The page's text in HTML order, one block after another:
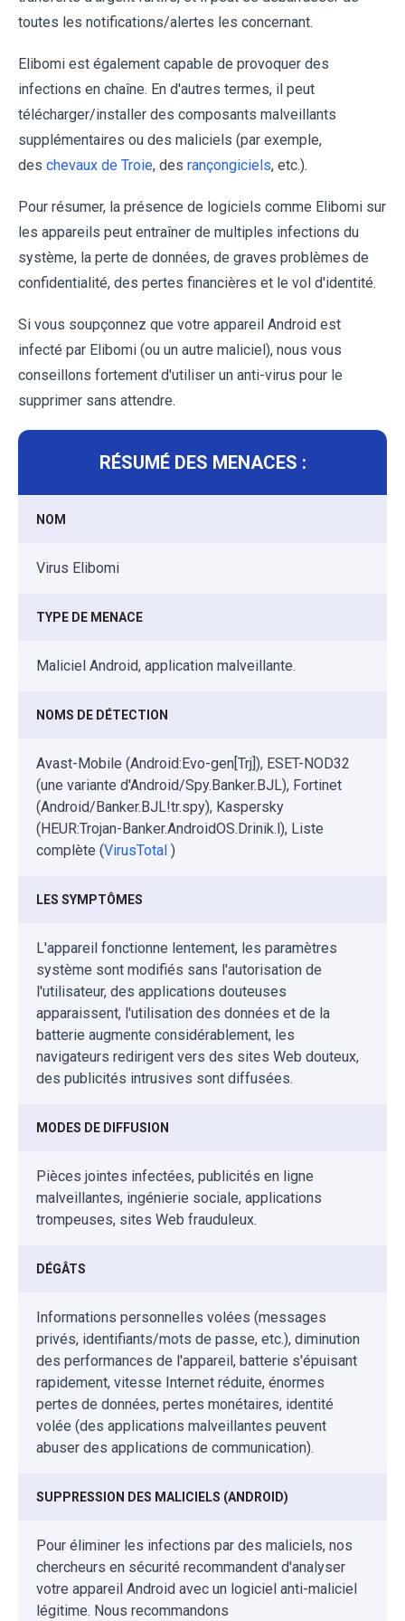
toutes les notifications/alertes les concernant.
Elibomi est également capable de provoquer des
infections en chaîne. En d'autres termes, il peut
télécharger/installer des composants malveillants
supplémentaires ou des maliciels (par exemple,
des chevaux de Troie, des rançongiciels, etc.).
Pour résumer, la présence de logiciels comme Elibomi sur
les appareils peut entraîner de multiples infections du
système, la perte de données, de graves problèmes de
confidentialité, des pertes financières et le vol d'identité.
Si vous soupçonnez que votre appareil Android est
infecté par Elibomi (ou un autre maliciel), nous vous
conseillons fortement d'utiliser un anti-virus pour le
supprimer sans attendre.
RÉSUMÉ DES MENACES :
NOM
Virus Elibomi
TYPE DE MENACE
Maliciel Android, application malveillante.
NOMS DE DÉTECTION
Avast-Mobile (Android:Evo-gen[Trj]), ESET-NOD32
(une variante d'Android/Spy.Banker.BJL), Fortinet
(Android/Banker.BJL!tr.spy), Kaspersky
(HEUR:Trojan-Banker.AndroidOS.Drinik.l), Liste
complète (VirusTotal )
LES SYMPTÔMES
L'appareil fonctionne lentement, les paramètres
système sont modifiés sans l'autorisation de
l'utilisateur, des applications douteuses
apparaissent, l'utilisation des données et de la
batterie augmente considérablement, les
navigateurs redirigent vers des sites Web douteux,
des publicités intrusives sont diffusées.
MODES DE DIFFUSION
Pièces jointes infectées, publicités en ligne
malveillantes, ingénierie sociale, applications
trompeuses, sites Web frauduleux.
DÉGÂTS
Informations personnelles volées (messages
privés, identifiants/mots de passe, etc.), diminution
des performances de l'appareil, batterie s'épuisant
rapidement, vitesse Internet réduite, énormes
pertes de données, pertes monétaires, identité
volée (des applications malveillantes peuvent
abuser des applications de communication).
SUPPRESSION DES MALICIELS (ANDROID)
Pour éliminer les infections par des maliciels, nos
chercheurs en sécurité recommandent d'analyser
votre appareil Android avec un logiciel anti-maliciel
légitime. Nous recommandons